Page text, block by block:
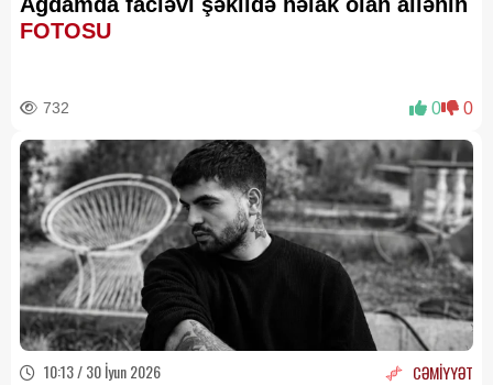
FOTOSU
732 0 0
10:13 / 30 İyun 2026 CƏMİYYƏT